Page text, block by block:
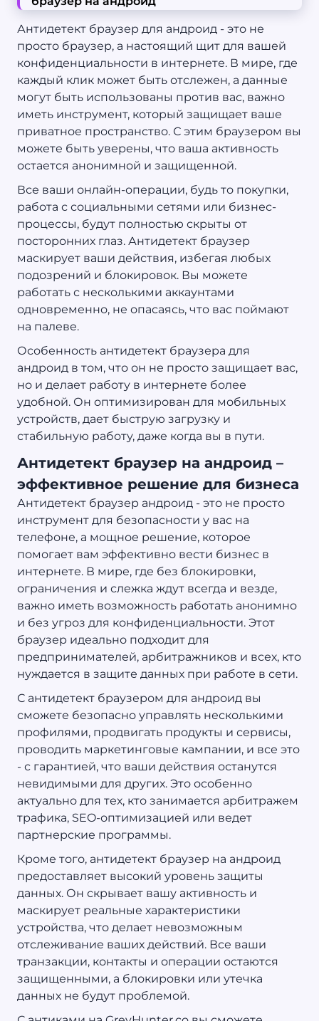
Антидетект браузер для андроид - это не
просто браузер, а настоящий щит для вашей
конфиденциальности в интернете. В мире, где
каждый клик может быть отслежен, а данные
могут быть использованы против вас, важно
иметь инструмент, который защищает ваше
приватное пространство. С этим браузером вы
можете быть уверены, что ваша активность
остается анонимной и защищенной.
Все ваши онлайн-операции, будь то покупки,
работа с социальными сетями или бизнес-
процессы, будут полностью скрыты от
посторонних глаз. Антидетект браузер
маскирует ваши действия, избегая любых
подозрений и блокировок. Вы можете
работать с несколькими аккаунтами
одновременно, не опасаясь, что вас поймают
на палеве.
Особенность антидетект браузера для
андроид в том, что он не просто защищает вас,
но и делает работу в интернете более
удобной. Он оптимизирован для мобильных
устройств, дает быструю загрузку и
стабильную работу, даже когда вы в пути.
Антидетект браузер на андроид –
эффективное решение для бизнеса
Антидетект браузер андроид - это не просто
инструмент для безопасности у вас на
телефоне, а мощное решение, которое
помогает вам эффективно вести бизнес в
интернете. В мире, где без блокировки,
ограничения и слежка ждут всегда и везде,
важно иметь возможность работать анонимно
и без угроз для конфиденциальности. Этот
браузер идеально подходит для
предпринимателей, арбитражников и всех, кто
нуждается в защите данных при работе в сети.
С антидетект браузером для андроид вы
сможете безопасно управлять несколькими
профилями, продвигать продукты и сервисы,
проводить маркетинговые кампании, и все это
- с гарантией, что ваши действия останутся
невидимыми для других. Это особенно
актуально для тех, кто занимается арбитражем
трафика, SEO-оптимизацией или ведет
партнерские программы.
Кроме того, антидетект браузер на андроид
предоставляет высокий уровень защиты
данных. Он скрывает вашу активность и
маскирует реальные характеристики
устройства, что делает невозможным
отслеживание ваших действий. Все ваши
транзакции, контакты и операции остаются
защищенными, а блокировки или утечка
данных не будут проблемой.